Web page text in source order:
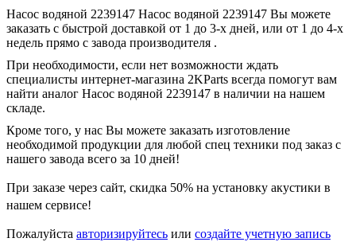
Насос водяной 2239147 Насос водяной 2239147 Вы можете
заказать с быстрой доставкой от 1 до 3-х дней, или от 1 до 4-х
недель прямо с завода производителя .
При необходимости, если нет возможности ждать
специалисты интернет-магазина 2KParts всегда помогут вам
найти аналог Насос водяной 2239147 в наличии на нашем
складе.
Кроме того, у нас Вы можете заказать изготовление
необходимой продукции для любой спец техники под заказ с
нашего завода всего за 10 дней!
При заказе через сайт, скидка 50% на установку акустики в
нашем сервисе!
Пожалуйста авторизируйтесь или создайте учетную запись